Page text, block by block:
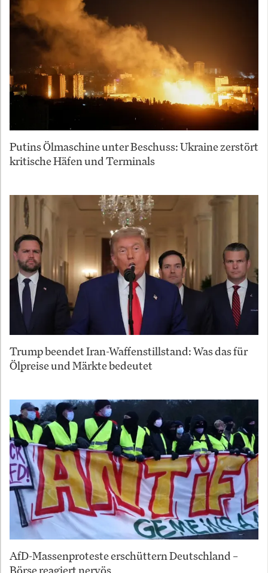
Putins Ölmaschine unter Beschuss: Ukraine zerstört
kritische Häfen und Terminals
Trump beendet Iran-Waffenstillstand: Was das für
Ölpreise und Märkte bedeutet
AfD-Massenproteste erschüttern Deutschland –
Börse reagiert nervös